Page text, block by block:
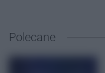
Polecane